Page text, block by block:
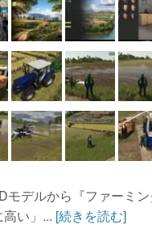
モデルから『ファーミ
い」... [続きを読む]